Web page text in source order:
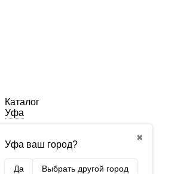
Каталог
Уфа
✖
Уфа ваш город?
Да Выбрать другой город